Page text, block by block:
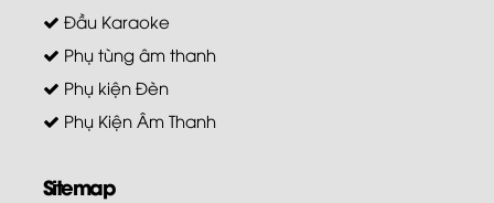
Đầu Karaoke
Phụ tùng âm thanh
Phụ kiện Đèn
Phụ Kiện Âm Thanh
Sitemap